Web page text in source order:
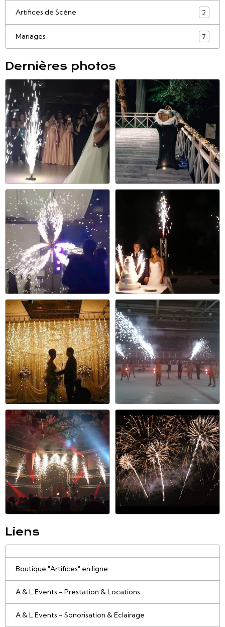
Artifices de Scène 2
Mariages 7
Dernières photos
Liens
Boutique "Artifices" en ligne
A & L Events - Prestation & Locations
A & L Events - Sonorisation & Eclairage